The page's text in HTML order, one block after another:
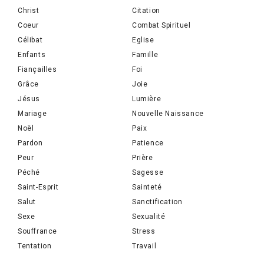
Christ
Citation
Coeur
Combat Spirituel
Célibat
Eglise
Enfants
Famille
Fiançailles
Foi
Grâce
Joie
Jésus
Lumière
Mariage
Nouvelle Naissance
Noël
Paix
Pardon
Patience
Peur
Prière
Péché
Sagesse
Saint-Esprit
Sainteté
Salut
Sanctification
Sexe
Sexualité
Souffrance
Stress
Tentation
Travail